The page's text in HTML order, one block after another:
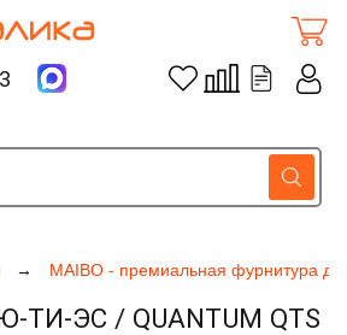
MAIBO - премиальная фурнитура
ЭС / QUANTUM QTS